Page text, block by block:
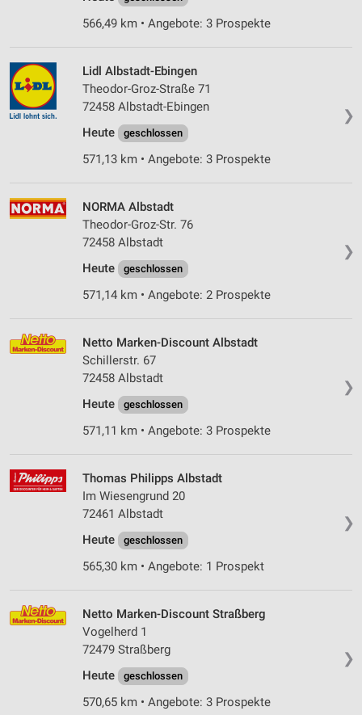
566,49 km • Angebote: 3 Prospekte
❯
Lidl Albstadt-Ebingen
Theodor-Groz-Straße 71
72458 Albstadt-Ebingen
Heute
geschlossen
571,13 km • Angebote: 3 Prospekte
❯
NORMA Albstadt
Theodor-Groz-Str. 76
72458 Albstadt
Heute
geschlossen
571,14 km • Angebote: 2 Prospekte
❯
Netto Marken-Discount Albstadt
Schillerstr. 67
72458 Albstadt
Heute
geschlossen
571,11 km • Angebote: 3 Prospekte
❯
Thomas Philipps Albstadt
Im Wiesengrund 20
72461 Albstadt
Heute
geschlossen
565,30 km • Angebote: 1 Prospekt
❯
Netto Marken-Discount Straßberg
Vogelherd 1
72479 Straßberg
Heute
geschlossen
570,65 km • Angebote: 3 Prospekte